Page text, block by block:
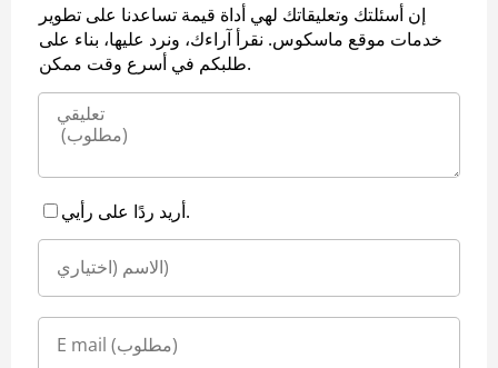
إن أسئلتك وتعليقاتك لهي أداة قيمة تساعدنا على تطوير
خدمات موقع ماسكوس. نقرأ آراءك، ونرد عليها، بناء على
طلبكم في أسرع وقت ممكن.
أريد ردًا على رأيي.